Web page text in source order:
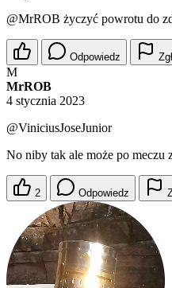
@MrROB życzyć powrotu do
Odpowiedz
M
MrROB
4 stycznia 2023
@ViniciusJoseJunior
No niby tak ale może po meczu
2 Odpowiedz